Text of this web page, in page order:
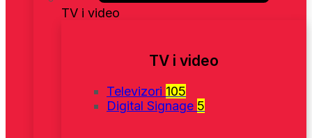
TV i video
TV i video
Televizori 105
Digital Signage 5